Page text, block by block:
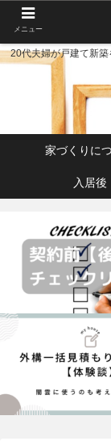
20代夫婦が戸建て新築
家づくりに
入居後
メニュー